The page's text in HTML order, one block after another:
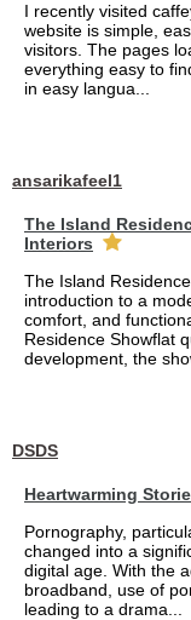
I recently visited
website is simple,
visitors. The pages
everything easy to
in easy langua...
ansarikafeel1
The Island
Interiors
The Island
introduction to a
comfort, and
Residence Showflat
development, the
DSDS
Heartwarming
Pornography,
changed into a
digital age. With the
broadband, use of
leading to a drama...